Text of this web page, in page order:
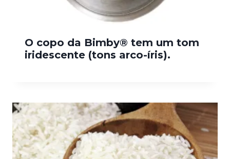
O copo da Bimby® tem um tom
iridescente (tons arco-íris).